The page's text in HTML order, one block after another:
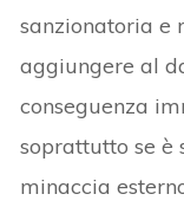
sanzionatoria e
aggiungere al
conseguenza
soprattutto se è
minaccia